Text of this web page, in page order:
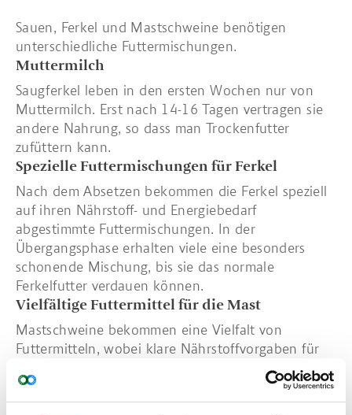
Sauen, Ferkel und Mastschweine benötigen
unterschiedliche Futtermischungen.
Muttermilch
Saugferkel leben in den ersten Wochen nur von
Muttermilch. Erst nach 14-16 Tagen vertragen sie
andere Nahrung, so dass man Trockenfutter
zufüttern kann.
Spezielle Futtermischungen für Ferkel
Nach dem Absetzen bekommen die Ferkel speziell
auf ihren Nährstoff- und Energiebedarf
abgestimmte Futtermischungen. In der
Übergangsphase erhalten viele eine besonders
schonende Mischung, bis sie das normale
Ferkelfutter verdauen können.
Vielfältige Futtermittel für die Mast
Mastschweine bekommen eine Vielfalt von
Futtermitteln, wobei klare Nährstoffvorgaben für
Variable Sauenfütterung